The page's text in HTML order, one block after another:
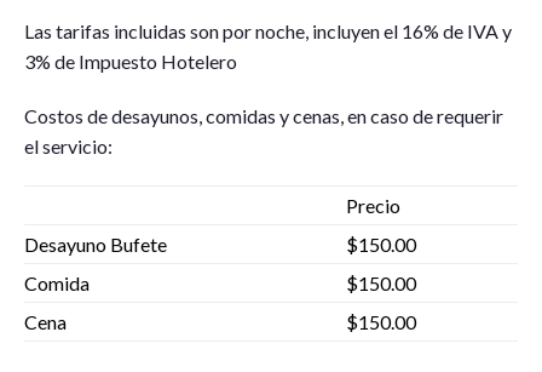
Las tarifas incluidas son por noche, incluyen el 16% de IVA y
3% de Impuesto Hotelero
Costos de desayunos, comidas y cenas, en caso de requerir
el servicio:
Precio
Desayuno Bufete
$150.00
Comida
$150.00
Cena
$150.00